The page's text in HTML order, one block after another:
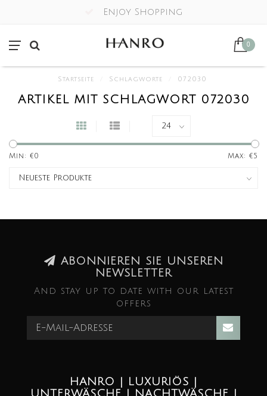
Enjoy Shopping
0
Startseite Schlagworte 072030
ARTIKEL MIT SCHLAGWORT 072030
Min: €0 Max: €5
ABONNIEREN SIE UNSEREN
NEWSLETTER
And stay up to date with our latest
offers
HANRO | LUXURIÖS |
UNTERWÄSCHE | NACHTWÄSCHE |